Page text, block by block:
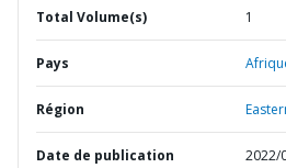
Total Volume(s) 1
Pays
Région
Date de publication 2022/